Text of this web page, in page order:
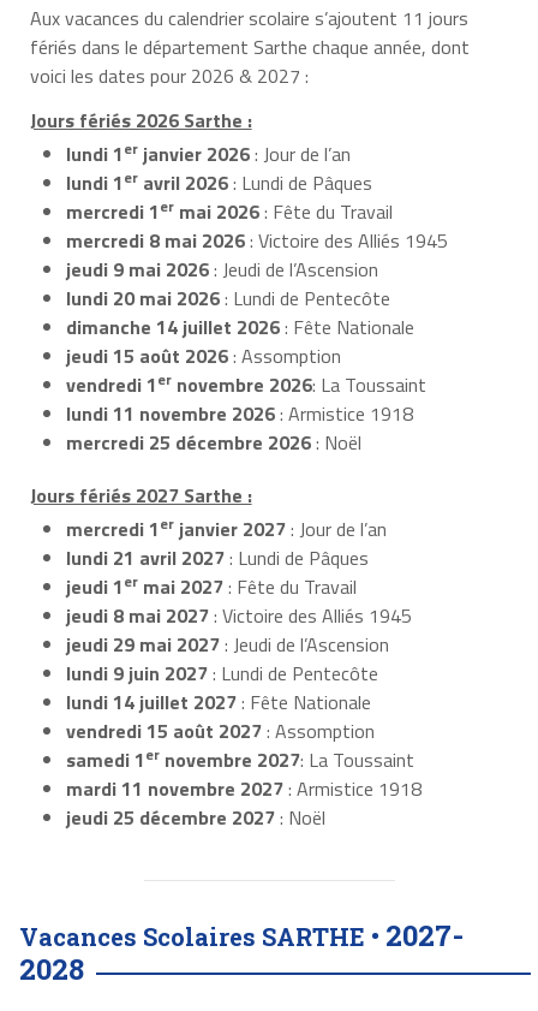
Aux vacances du calendrier scolaire s’ajoutent 11 jours
fériés dans le département Sarthe chaque année, dont
voici les dates pour 2026 & 2027 :
Jours fériés 2026 Sarthe :
lundi 1er janvier 2026: Jour de l’an
lundi 1er avril 2026: Lundi de Pâques
mercredi 1er mai 2026: Fête du Travail
mercredi 8 mai 2026: Victoire des Alliés 1945
jeudi 9 mai 2026: Jeudi de l’Ascension
lundi 20 mai 2026: Lundi de Pentecôte
dimanche 14 juillet 2026: Fête Nationale
jeudi 15 août 2026: Assomption
vendredi 1er novembre 2026: La Toussaint
lundi 11 novembre 2026: Armistice 1918
mercredi 25 décembre 2026: Noël
Jours fériés 2027 Sarthe :
mercredi 1er janvier 2027: Jour de l’an
lundi 21 avril 2027: Lundi de Pâques
jeudi 1er mai 2027: Fête du Travail
jeudi 8 mai 2027: Victoire des Alliés 1945
jeudi 29 mai 2027: Jeudi de l’Ascension
lundi 9 juin 2027: Lundi de Pentecôte
lundi 14 juillet 2027: Fête Nationale
vendredi 15 août 2027: Assomption
samedi 1er novembre 2027: La Toussaint
mardi 11 novembre 2027: Armistice 1918
jeudi 25 décembre 2027: Noël
Vacances Scolaires SARTHE • 2027-
2028